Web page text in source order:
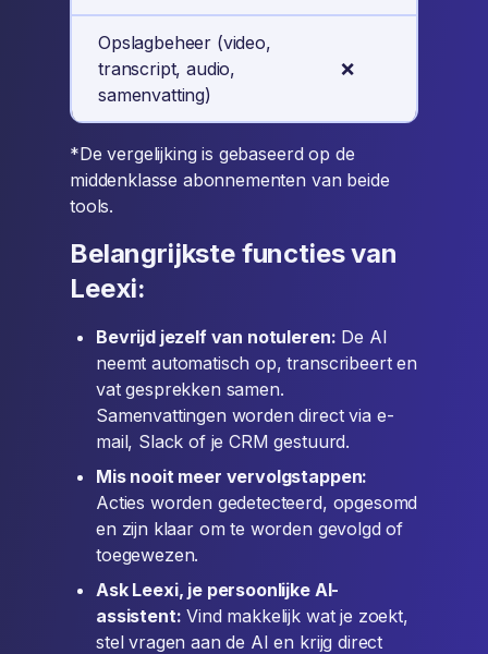
Opslagbeheer (video,
transcript, audio,
samenvatting)
❌
*De vergelijking is gebaseerd op de
middenklasse abonnementen van beide
tools.
Belangrijkste functies van
Leexi:
Bevrijd jezelf van notuleren: De AI
neemt automatisch op, transcribeert en
vat gesprekken samen.
Samenvattingen worden direct via e-
mail, Slack of je CRM gestuurd.
Mis nooit meer vervolgstappen:
Acties worden gedetecteerd, opgesomd
en zijn klaar om te worden gevolgd of
toegewezen.
Ask Leexi, je persoonlijke AI-
assistent: Vind makkelijk wat je zoekt,
stel vragen aan de AI en krijg direct